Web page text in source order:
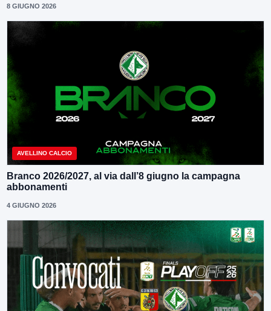
8 GIUGNO 2026
AVELLINO CALCIO
Branco 2026/2027, al via dall’8 giugno la campagna
abbonamenti
4 GIUGNO 2026